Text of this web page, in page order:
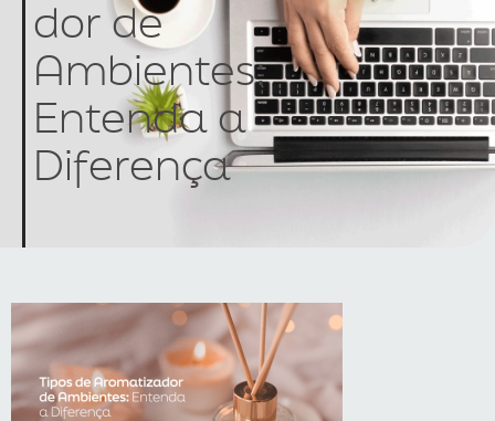
dor de
Ambientes:
Entenda a
Diferença